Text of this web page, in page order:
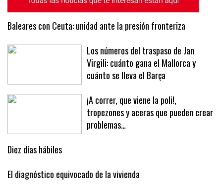
Baleares con Ceuta: unidad ante la presión fronteriza
Los números del traspaso de Jan
Virgili: cuánto gana el Mallorca y
cuánto se lleva el Barça
¡A correr, que viene la poli!,
tropezones y aceras que pueden crear
Diez días hábiles